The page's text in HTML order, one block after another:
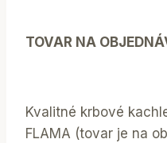
TOVAR NA
Kvalitné krbové
FLAMA (tovar je na